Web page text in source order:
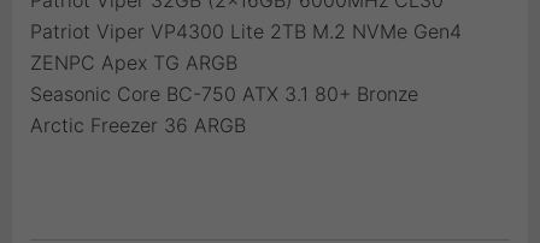
Patriot Viper VP4300 Lite 2TB M.2 NVMe Gen4
ZENPC Apex TG ARGB
Seasonic Core BC-750 ATX 3.1 80+ Bronze
Arctic Freezer 36 ARGB